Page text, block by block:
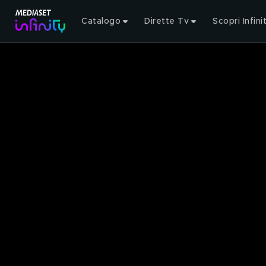
Catalogo Dirette Tv Scopri